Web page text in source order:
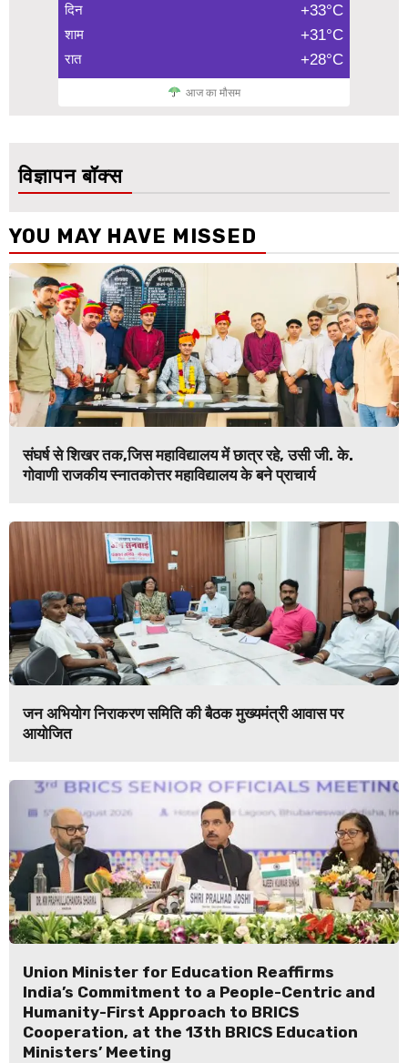
दिन +33°C
शाम +31°C
रात +28°C
आज का मौसम
विज्ञापन बॉक्स
YOU MAY HAVE MISSED
संघर्ष से शिखर तक,जिस महाविद्यालय में छात्र रहे, उसी जी. के.
गोवाणी राजकीय स्नातकोत्तर महाविद्यालय के बने प्राचार्य
जन अभियोग निराकरण समिति की बैठक मुख्यमंत्री आवास पर
आयोजित
Union Minister for Education Reaffirms
India’s Commitment to a People-Centric and
Humanity-First Approach to BRICS
Cooperation, at the 13th BRICS Education
Ministers’ Meeting